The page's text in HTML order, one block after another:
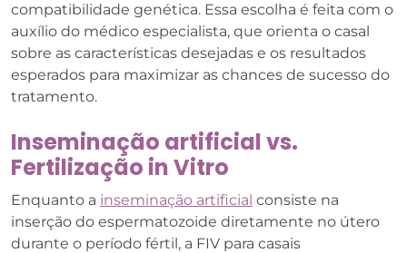
compatibilidade genética. Essa escolha é feita com o
auxílio do médico especialista, que orienta o casal
sobre as características desejadas e os resultados
esperados para maximizar as chances de sucesso do
tratamento.
Inseminação artificial vs.
Fertilização in Vitro
Enquanto a inseminação artificial consiste na
inserção do espermatozoide diretamente no útero
durante o período fértil, a FIV para casais